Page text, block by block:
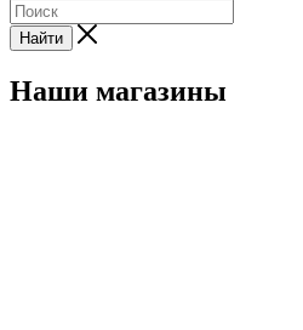
Найти
Наши магазины